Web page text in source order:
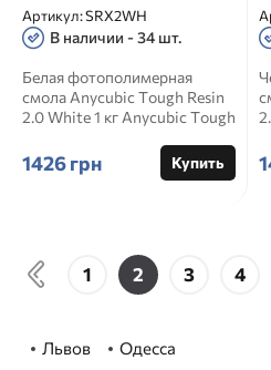
Артикул:SRX2WH
В наличии - 34 шт.
Белая фотополимерная
смола Anycubic Tough Resin
2.0 White 1 кг Anycubic Tough
1426 грн Купить
1 2 3 4
Львов
Одесса